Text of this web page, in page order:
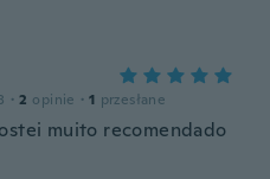
· 2 opinie · 1 przesłane
muito recomendado